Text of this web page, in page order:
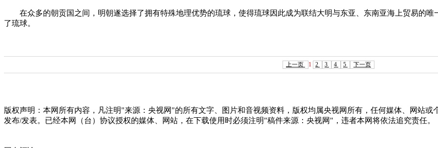
在众多的朝贡国之间，明朝遂选择了拥有特殊地理优势的琉球，使得琉球因此成为联结大明与东亚、东南亚海上贸易的
了琉球。
上一页 1 2 3 4 5 下一页
版权声明：本网所有内容，凡注明"来源：央视网"的所有文字、图片和音视频资料，版权均属央视网所有，任何媒体、网站
发布/发表。已经本网（台）协议授权的媒体、网站，在下载使用时必须注明"稿件来源：央视网"，违者本网将依法追究责任。